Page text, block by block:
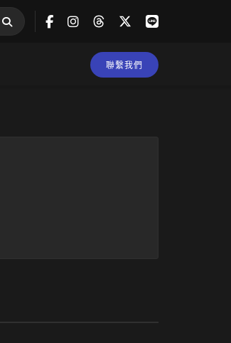
聯繫我們